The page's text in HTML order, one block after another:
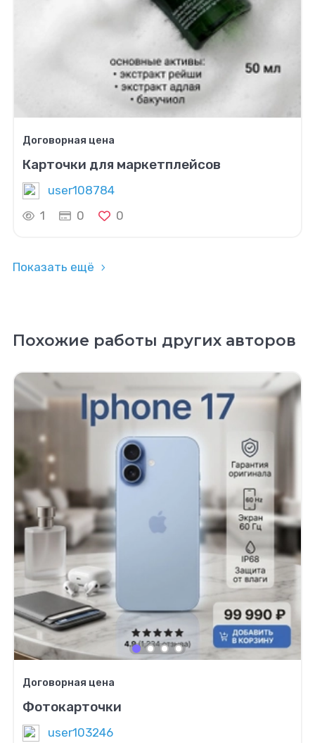
Договорная цена
Карточки для маркетплейсов
user108784
1
0 0
Показать ещё
Похожие работы других авторов
Договорная цена
Фотокарточки
user103246